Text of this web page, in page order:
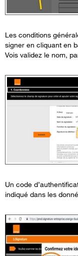
Les conditions
signer en cliquant en
Vois validez le nom,
Un code
indiqué dans les